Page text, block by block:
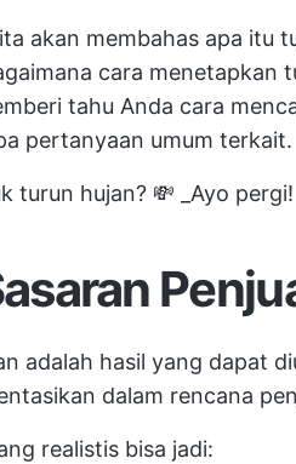
akan membahas apa itu
cara menetapkan
tahu Anda cara
pertanyaan umum terkait.
turun hujan? 💸 _Ayo pergi!
adalah hasil yang dapat
dalam rencana
realistis bisa jadi: